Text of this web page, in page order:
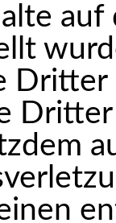
auf
Dritter
Dritter